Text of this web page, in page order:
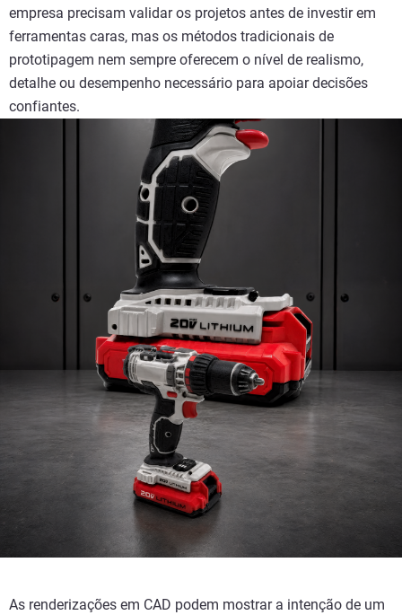
empresa precisam validar os projetos antes de investir em
ferramentas caras, mas os métodos tradicionais de
prototipagem nem sempre oferecem o nível de realismo,
detalhe ou desempenho necessário para apoiar decisões
confiantes.
As renderizações em CAD podem mostrar a intenção de um